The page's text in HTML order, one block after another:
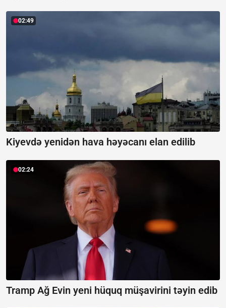
02:49
Kiyevdə yenidən hava həyəcanı elan edilib
02:24
Tramp Ağ Evin yeni hüquq müşavirini təyin edib